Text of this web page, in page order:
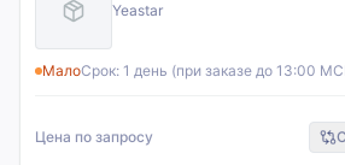
Yeastar
МалоСрок: 1 день (при заказе до 13:00
Цена по запросу